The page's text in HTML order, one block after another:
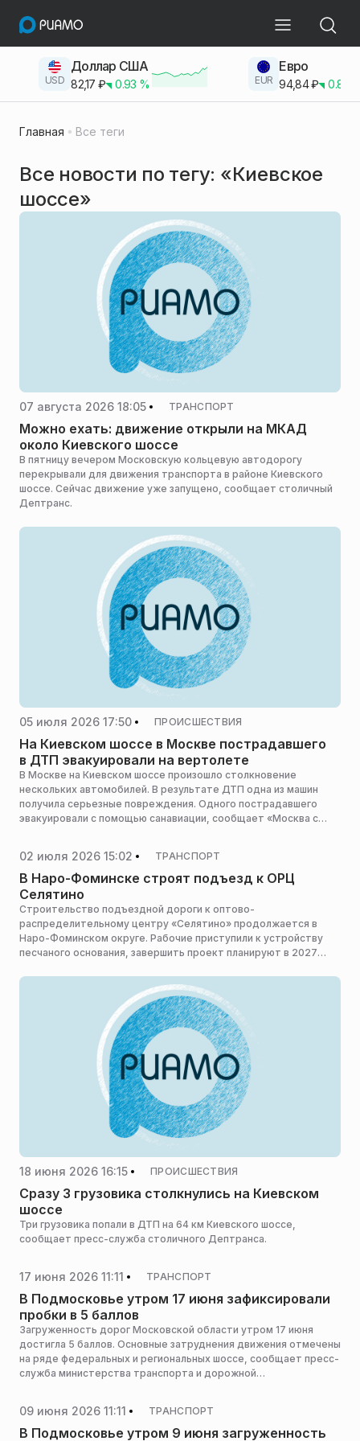
USD
Доллар США
82,17 ₽ 0.93 % EUR
Евро
94,84₽ 0.83
Главная Все теги
Все новости по тегу: «Киевское
шоссе»
07 августа 2026 18:05 ТРАНСПОРТ
Можно ехать: движение открыли на МКАД
около Киевского шоссе
В пятницу вечером Московскую кольцевую автодорогу
перекрывали для движения транспорта в районе Киевского
шоссе. Сейчас движение уже запущено, сообщает столичный
Дептранс.
05 июля 2026 17:50 ПРОИСШЕСТВИЯ
На Киевском шоссе в Москве пострадавшего
в ДТП эвакуировали на вертолете
В Москве на Киевском шоссе произошло столкновение
нескольких автомобилей. В результате ДТП одна из машин
получила серьезные повреждения. Одного пострадавшего
эвакуировали с помощью санавиации, сообщает «Москва с
02 июля 2026 15:02 ТРАНСПОРТ
В Наро-Фоминске строят подъезд к ОРЦ
Селятино
Строительство подъездной дороги к оптово-
распределительному центру «Селятино» продолжается в
Наро-Фоминском округе. Рабочие приступили к устройству
песчаного основания, завершить проект планируют в 2027
дорожной инфраструктуры Московской области.
18 июня 2026 16:15 ПРОИСШЕСТВИЯ
Сразу 3 грузовика столкнулись на Киевском
шоссе
Три грузовика попали в ДТП на 64 км Киевского шоссе,
сообщает пресс-служба столичного Дептранса.
17 июня 2026 11:11 ТРАНСПОРТ
В Подмосковье утром 17 июня зафиксировали
пробки в 5 баллов
Загруженность дорог Московской области утром 17 июня
достигла 5 баллов. Основные затруднения движения отмечены
на ряде федеральных и региональных шоссе, сообщает пресс-
служба министерства транспорта и дорожной
09 июня 2026 11:11 ТРАНСПОРТ
В Подмосковье утром 9 июня загруженность